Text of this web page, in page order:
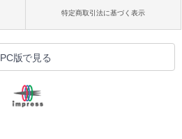
特定商取引法に基づく表示
PC版で見る